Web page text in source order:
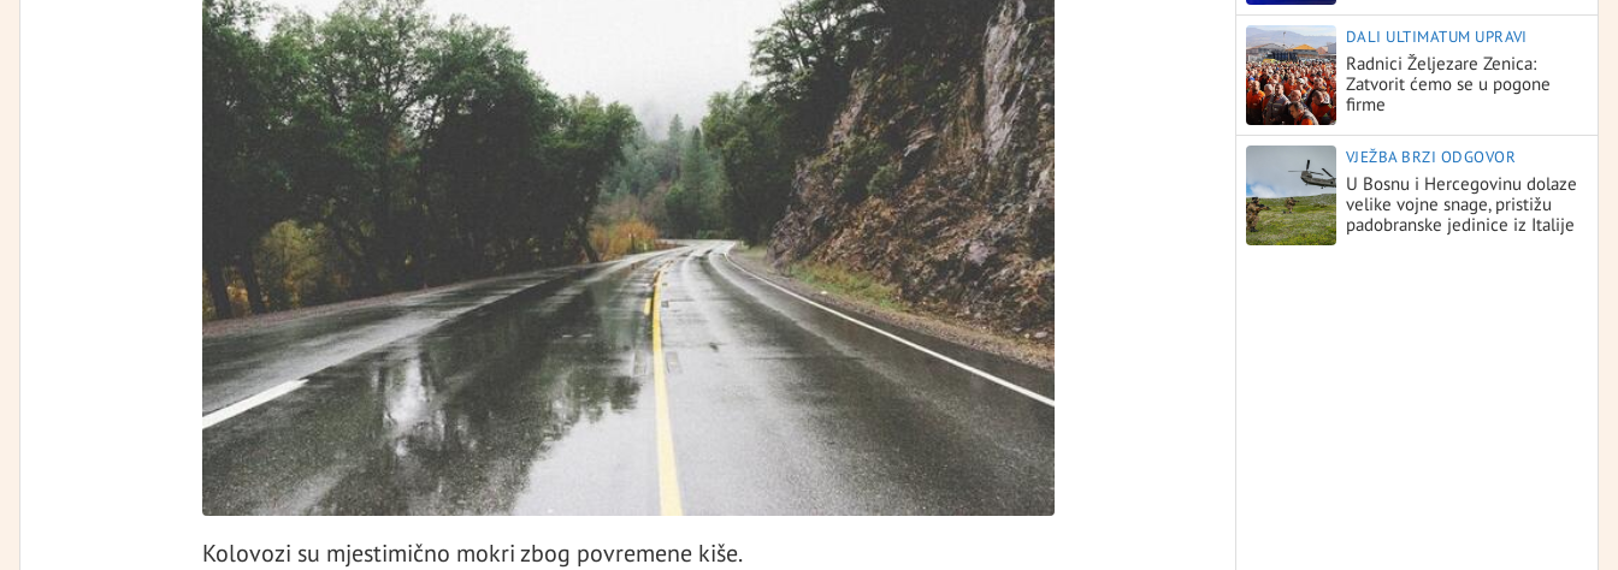
Kolovozi su mjestimično mokri zbog povremene kiše.
DALI ULTIMATUM UPRAVI
Radnici Željezare Zenica:
Zatvorit ćemo se u pogone
firme
VJEŽBA BRZI ODGOVOR
U Bosnu i Hercegovinu dolaze
velike vojne snage, pristižu
padobranske jedinice iz Italije